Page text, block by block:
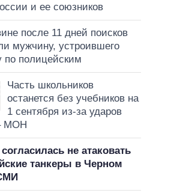
и ее союзников
после 11 дней поисков
мужчину, устроившего
по полицейским
Часть школьников
останется без учебников на
1 сентября из-за ударов
МОН
не атаковать
танкеры в Черном